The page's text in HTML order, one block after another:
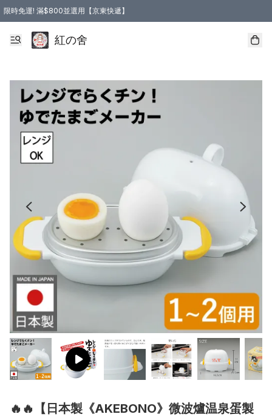
限時免運! 滿$800並選用【京東快遞】
紅の舍
🔥🔥【日本製《AKEBONO》微波爐温泉蛋製